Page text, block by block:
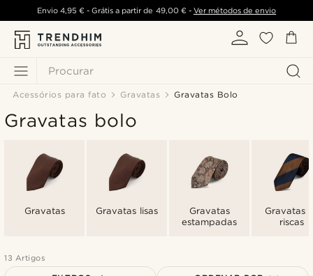
Procurar
Envio 4,95 €- Grátis a partir de 49,00 €- Ver métodos de envio
Acessórios para fato Gravatas Gravatas Bolo
Gravatas bolo
Gravatas Gravatas lisas
Gravatas
estampadas
Gravatas
riscas
13 Artigos